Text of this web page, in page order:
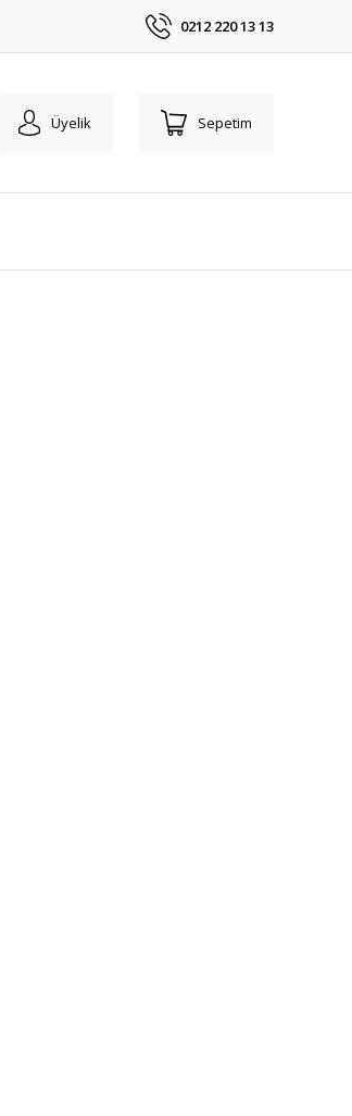
0212 220 13 13
Üyelik Sepetim